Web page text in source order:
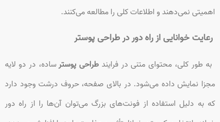
اهمیتی نمی‌دهند و اطلاعات کلی را مطالعه می‌کنند.
رعایت خوانایی از راه دور در طراحی پوستر
به طور کلی، محتوای متنی در فرایندطراحی پوسترساده، در دو لایه
مجزا نمایش داده می‌شود. در بالای صفحه، حروف درشت وجود دارد
که به دلیل استفاده از فونت‌های بزرگ می‌توان آن‌ها را از راه دور